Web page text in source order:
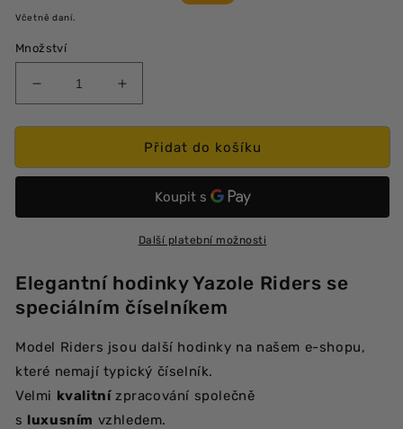
cena
Včetně daní.
Množství
množství
produktu
hodinky
Zvýšit
množství
produktu
Závodní
hodinky
Riders
Přidat do košíku
Další platební možnosti
Elegantní hodinky Yazole Riders se
speciálním číselníkem
Model Riders jsou další hodinky na našem e-shopu,
které nemají typický číselník.
Velmi kvalitní zpracování společně
s luxusním vzhledem.